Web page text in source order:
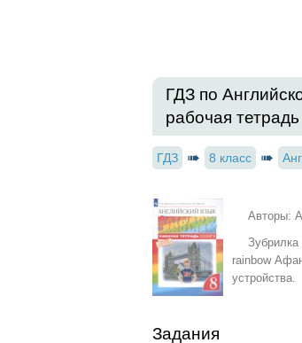
ГДЗ по
рабочая
ГДЗ 8 класс
Авторы:
rainbow
устройства.
Задания